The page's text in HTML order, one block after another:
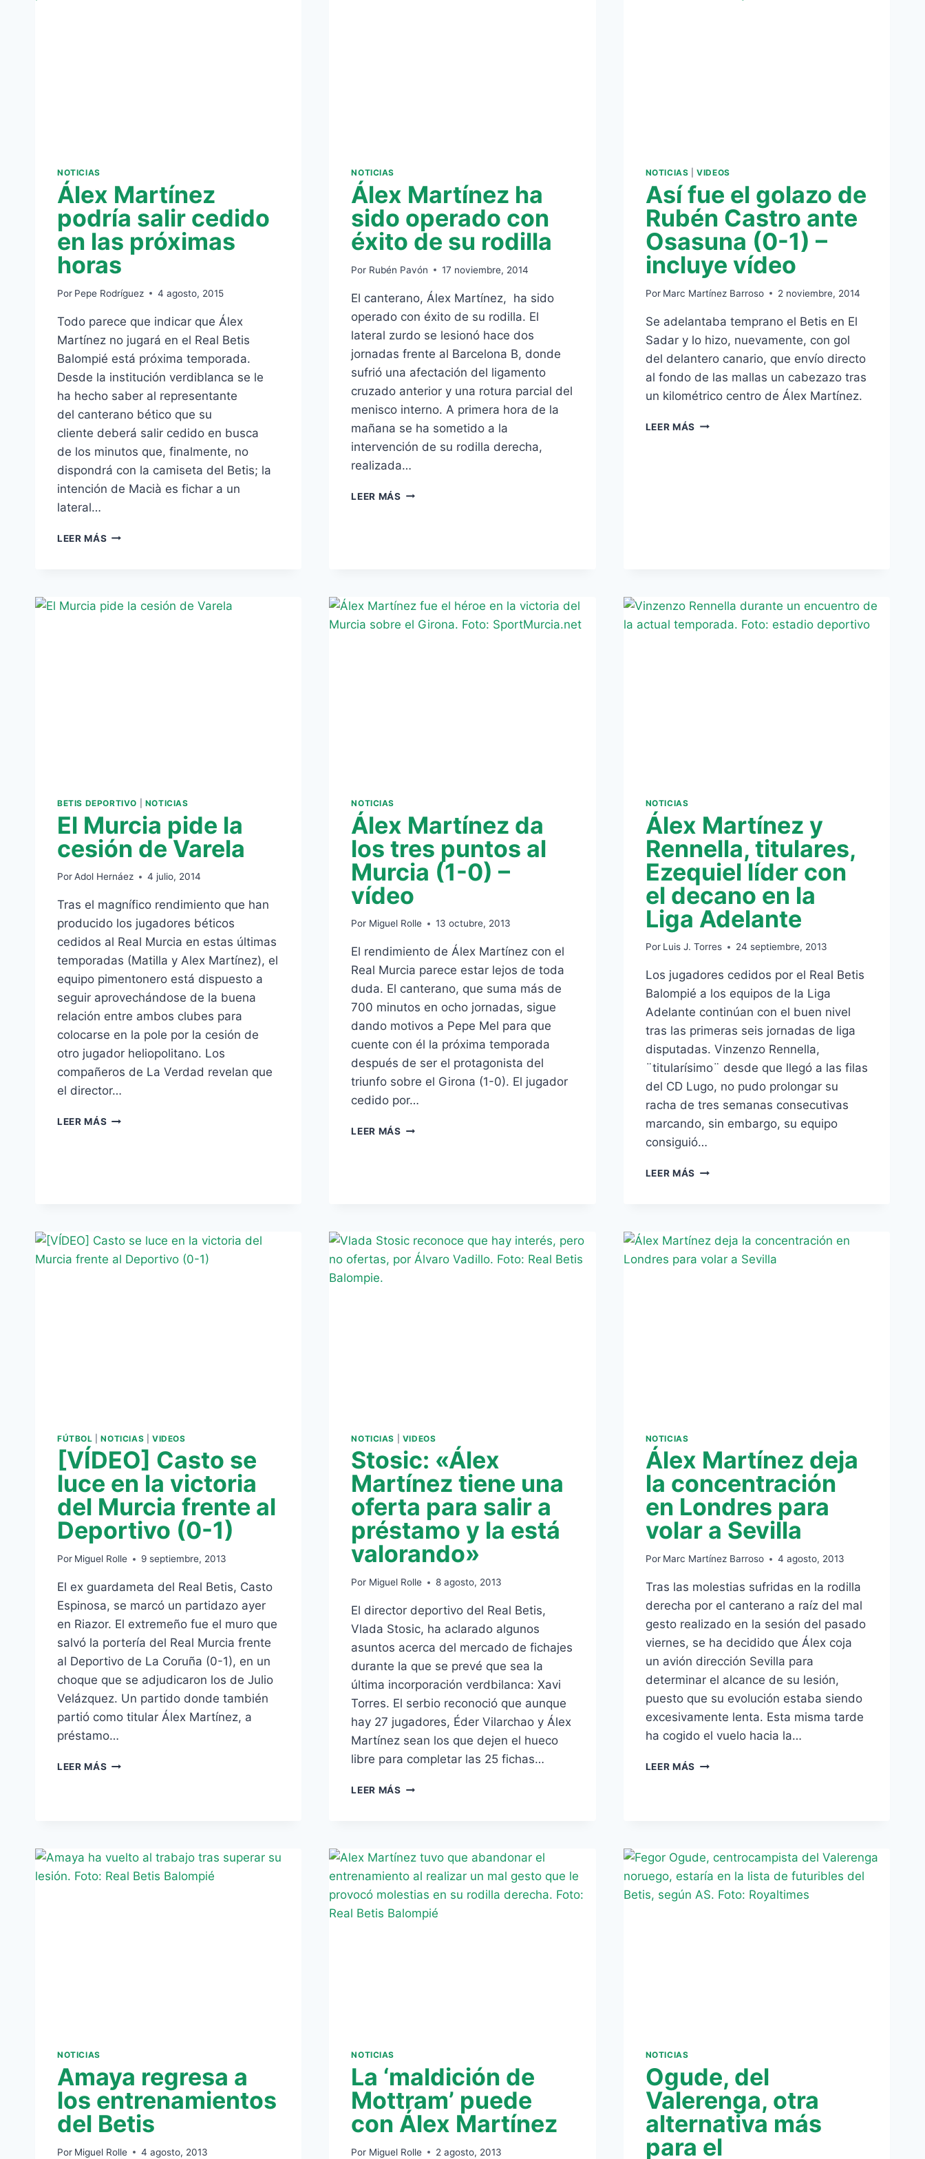
NOTICIAS
Álex Martínez
podría salir cedido
en las próximas
horas
Por Pepe Rodríguez 4 agosto, 2015
Todo parece que indicar que Álex
Martínez no jugará en el Real Betis
Balompié está próxima temporada.
Desde la institución verdiblanca se le
ha hecho saber al representante
del canterano bético que su
cliente deberá salir cedido en busca
de los minutos que, finalmente, no
dispondrá con la camiseta del Betis; la
intención de Macià es fichar a un
lateral…
LEER MÁS ÁLEX
EN
NOTICIAS
Álex Martínez ha
sido operado con
éxito de su rodilla
Por Rubén Pavón 17 noviembre, 2014
El canterano, Álex Martínez, ha sido
operado con éxito de su rodilla. El
lateral zurdo se lesionó hace dos
jornadas frente al Barcelona B, donde
sufrió una afectación del ligamento
cruzado anterior y una rotura parcial del
menisco interno. A primera hora de la
mañana se ha sometido a la
intervención de su rodilla derecha,
realizada…
LEER MÁS ÁLEX
SU
RODILLA
NOTICIAS |VIDEOS
Así fue el golazo de
Rubén Castro ante
Osasuna (0-1) –
incluye vídeo
Por Marc Martínez Barroso 2 noviembre, 2014
Se adelantaba temprano el Betis en El
Sadar y lo hizo, nuevamente, con gol
del delantero canario, que envío directo
al fondo de las mallas un cabezazo tras
un kilométrico centro de Álex Martínez.
LEER MÁS ASÍ
VÍDEO
BETIS DEPORTIVO NOTICIAS
El Murcia pide la
cesión de Varela
PorAdol Hernáez 4 julio, 2014
Tras el magnífico rendimiento que han
producido los jugadores béticos
cedidos al Real Murcia en estas últimas
temporadas (Matilla y Alex Martínez), el
equipo pimentonero está dispuesto a
seguir aprovechándose de la buena
relación entre ambos clubes para
colocarse en la pole por la cesión de
otro jugador heliopolitano. Los
compañeros de La Verdad revelan que
el director…
LEER MÁS EL
NOTICIAS
Álex Martínez da
los tres puntos al
Murcia (1-0) –
vídeo
Por Miguel Rolle 13 octubre, 2013
El rendimiento de Álex Martínez con el
Real Murcia parece estar lejos de toda
duda. El canterano, que suma más de
700 minutos en ocho jornadas, sigue
dando motivos a Pepe Mel para que
cuente con él la próxima temporada
después de ser el protagonista del
triunfo sobre el Girona (1-0). El jugador
cedido por…
LEER MÁS ÁLEX
(1-
0)
NOTICIAS
Álex Martínez y
Rennella, titulares,
Ezequiel líder con
el decano en la
Liga Adelante
Por Luis J. Torres 24 septiembre, 2013
Los jugadores cedidos por el Real Betis
Balompié a los equipos de la Liga
Adelante continúan con el buen nivel
tras las primeras seis jornadas de liga
disputadas. Vinzenzo Rennella,
¨titularísimo¨ desde que llegó a las filas
del CD Lugo, no pudo prolongar su
racha de tres semanas consecutivas
marcando, sin embargo, su equipo
consiguió…
LEER MÁS ÁLEX
EZEQUIEL
LÍDER
FÚTBOL |NOTICIAS VIDEOS
[VÍDEO] Casto se
luce en la victoria
del Murcia frente al
Deportivo (0-1)
Por Miguel Rolle 9 septiembre, 2013
El ex guardameta del Real Betis, Casto
Espinosa, se marcó un partidazo ayer
en Riazor. El extremeño fue el muro que
salvó la portería del Real Murcia frente
al Deportivo de La Coruña (0-1), en un
choque que se adjudicaron los de Julio
Velázquez. Un partido donde también
partió como titular Álex Martínez, a
préstamo…
LEER MÁS [VÍDEO]
DEL
MURCIA
NOTICIAS VIDEOS
Stosic: «Álex
Martínez tiene una
oferta para salir a
préstamo y la está
valorando»
Por Miguel Rolle 8 agosto, 2013
El director deportivo del Real Betis,
Vlada Stosic, ha aclarado algunos
asuntos acerca del mercado de fichajes
durante la que se prevé que sea la
última incorporación verdbilanca: Xavi
Torres. El serbio reconoció que aunque
hay 27 jugadores, Éder Vilarchao y Álex
Martínez sean los que dejen el hueco
libre para completar las 25 fichas…
LEER MÁS STOSIC:
OFERTA
PARA
SALIR
A
PRÉSTAMO
NOTICIAS
Álex Martínez deja
la concentración
en Londres para
volar a Sevilla
Por Marc Martínez Barroso 4 agosto, 2013
Tras las molestias sufridas en la rodilla
derecha por el canterano a raíz del mal
gesto realizado en la sesión del pasado
viernes, se ha decidido que Álex coja
un avión dirección Sevilla para
determinar el alcance de su lesión,
puesto que su evolución estaba siendo
excesivamente lenta. Esta misma tarde
ha cogido el vuelo hacia la…
LEER MÁS ÁLEX
PARA
VOLAR
A
NOTICIAS
Amaya regresa a
los entrenamientos
del Betis
Por Miguel Rolle 4 agosto, 2013
NOTICIAS
La ‘maldición de
Mottram’ puede
con Álex Martínez
Por Miguel Rolle 2 agosto, 2013
NOTICIAS
Ogude, del
Valerenga, otra
alternativa más
para el